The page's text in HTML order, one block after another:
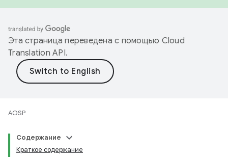
Эта страница переведена с помощью Cloud
Translation API.
AOSP
Содержание
Краткое содержание